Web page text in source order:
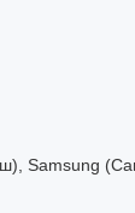
Samsung